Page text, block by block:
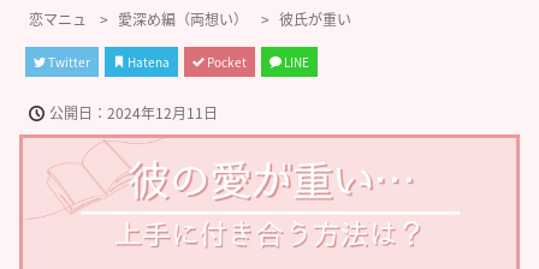
恋マニュ
愛深め編（両想い） 彼氏が重い
Twitter Hatena Pocket LINE
2024年12月11日